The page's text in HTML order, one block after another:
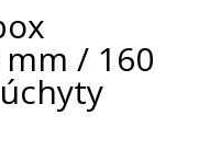
/ 160